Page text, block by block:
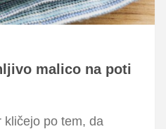
malico na poti
kličejo po tem, da